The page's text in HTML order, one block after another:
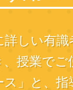
しい有
授業でご
」と、指